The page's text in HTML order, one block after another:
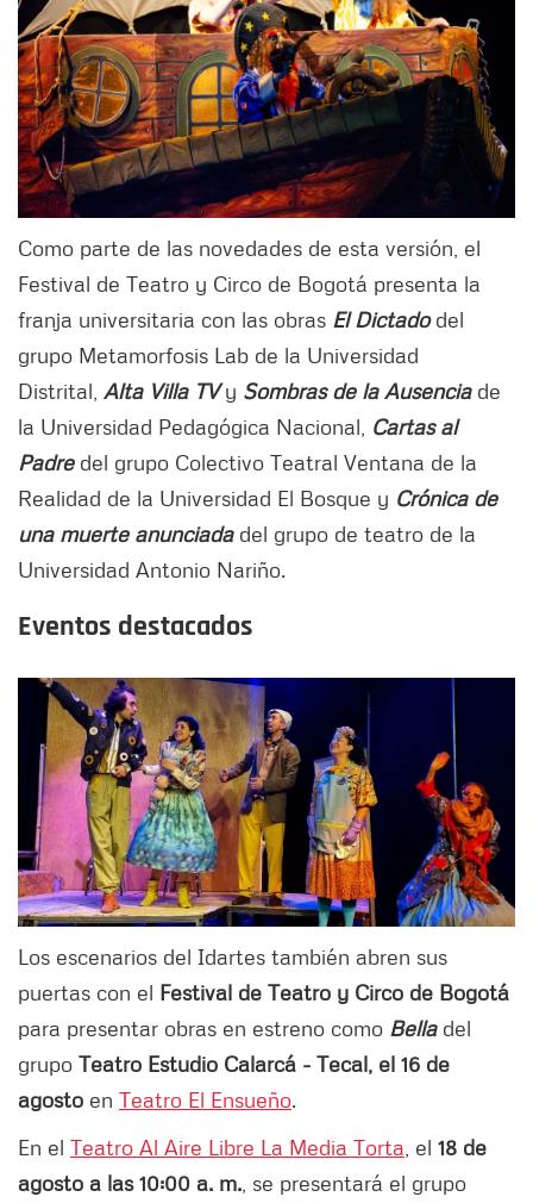
Como parte de las novedades de esta versión, el
Festival de Teatro y Circo de Bogotá presenta la
franja universitaria con las obras El Dictadodel
grupo Metamorfosis Lab de la Universidad
Distrital, Alta Villa TVy Sombras de la Ausenciade
la Universidad Pedagógica Nacional, Cartas al
Padredel grupo Colectivo Teatral Ventana de la
Realidad de la Universidad El Bosque y Crónica de
una muerte anunciadadel grupo de teatro de la
Universidad Antonio Nariño.
Eventos destacados
Los escenarios del Idartes también abren sus
puertas con el Festival de Teatro y Circo de Bogotá
para presentar obras en estreno como Belladel
grupo Teatro Estudio Calarcá - Tecal, el 16 de
agosto en Teatro El Ensueño.
En el Teatro Al Aire Libre La Media Torta , el 18 de
agosto a las 10:00 a. m. , se presentará el grupo